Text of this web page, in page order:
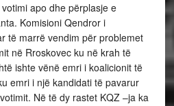
apo dhe përplasje e
Komisioni Qendror i
të marrë vendim për problemet
në Rroskovec ku në krah të
ishte vënë emri i koalicionit të
emri i një kandidati të pavarur
Në të dy rastet KQZ –ja ka